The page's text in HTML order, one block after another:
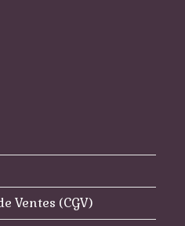
Ventes (CGV)